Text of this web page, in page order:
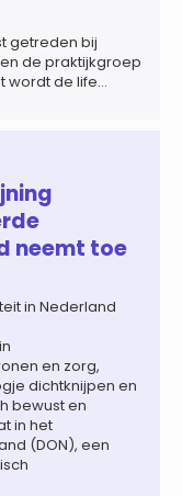
getreden bij
de praktijkgroep
wordt de life
sector en de […]
neemt toe
in Nederland
en zorg,
dichtknijpen en
bewust en
in het
(DON), een